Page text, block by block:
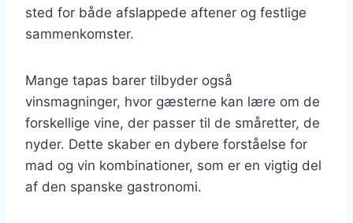
sted for både afslappede aftener og festlige
sammenkomster.
Mange tapas barer tilbyder også
vinsmagninger, hvor gæsterne kan lære om de
forskellige vine, der passer til de småretter, de
nyder. Dette skaber en dybere forståelse for
mad og vin kombinationer, som er en vigtig del
af den spanske gastronomi.